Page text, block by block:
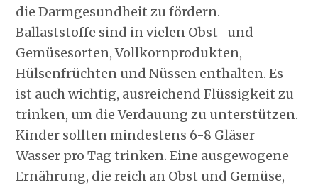
die Darmgesundheit zu fördern.
Ballaststoffe sind in vielen Obst- und
Gemüsesorten, Vollkornprodukten,
Hülsenfrüchten und Nüssen enthalten. Es
ist auch wichtig, ausreichend Flüssigkeit zu
trinken, um die Verdauung zu unterstützen.
Kinder sollten mindestens 6-8 Gläser
Wasser pro Tag trinken. Eine ausgewogene
Ernährung, die reich an Obst und Gemüse,